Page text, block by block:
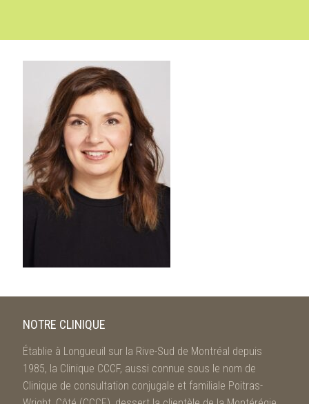
NOTRE CLINIQUE
Établie à Longueuil sur la Rive-Sud de Montréal depuis
1985, la Clinique CCCF, aussi connue sous le nom de
Clinique de consultation conjugale et familiale Poitras-